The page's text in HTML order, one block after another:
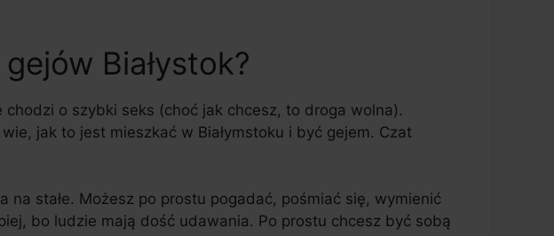
Białystok?
o szybki seks (choć jak chcesz, to droga wolna).
jak to jest mieszkać w Białymstoku i być gejem. Czat
stałe. Możesz po prostu pogadać, pośmiać się, wymienić
bo ludzie mają dość udawania. Po prostu chcesz być sobą